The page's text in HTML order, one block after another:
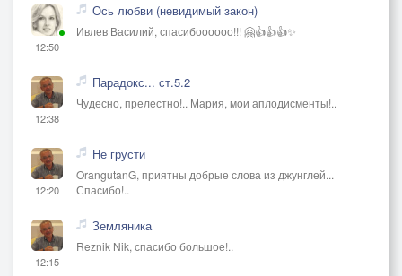
12:50
Ось любви (невидимый закон)
Ивлев Василий, спасибоооооо!!! 🤗👍👍👍✨
12:38
Парадокс... ст.5.2
Чудесно, прелестно!.. Мария, мои аплодисменты!..
12:20
Не грусти
OrangutanG, приятны добрые слова из джунглей...
Спасибо!..
12:15
Земляника
Reznik Nik, спасибо большое!..